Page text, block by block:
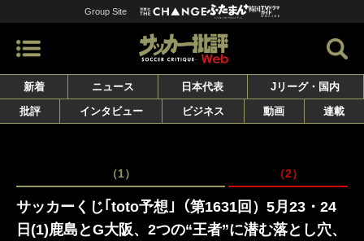
Group Site
新着 ニュース 日本代表
Jリーグ・国内
批評
インタビュー ビジネス 動画 連載
（1） （2）
サッカーくじ｢toto予想｣（第1631回）5月23・24
日(1)鹿島とG大阪、2つの“王者”に潜む落とし穴、